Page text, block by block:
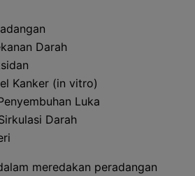
Darah
Kanker (in vitro)
Luka
Darah
meredakan peradangan